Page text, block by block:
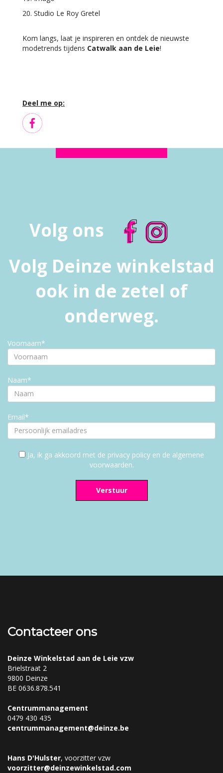
20. Studio Le Roy Gretel
Kom langs, laat je inspireren en ontdek de nieuwste
modetrends tijdens Catwalk aan de Leie!
Deel me op:
Volg ons
Volg Deinze winkelstad
ook in de zetel of
onderweg.
Voornaam*
Naam*
Email*
Ja, ik ga akkoord met de privacy policy en de algemene
voorwaarden.
Verstuur
Contacteer ons
Deinze Winkelstad aan de Leie vzw
Brielstraat 2
9800 Deinze
BE 0636.878.541
Centrummanagement
0479 430 435
centrummanagement@deinze.be
Hans D'Hulster, voorzitter vzw
voorzitter@deinzewinkelstad.com